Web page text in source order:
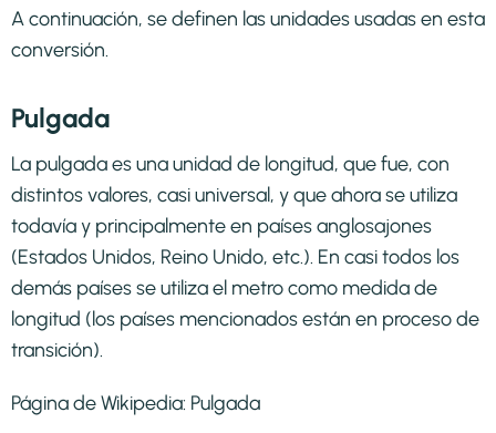
A continuación, se definen las unidades usadas en esta
conversión.
Pulgada
La pulgada es una unidad de longitud, que fue, con
distintos valores, casi universal, y que ahora se utiliza
todavía y principalmente en países anglosajones
(Estados Unidos, Reino Unido, etc.). En casi todos los
demás países se utiliza el metro como medida de
longitud (los países mencionados están en proceso de
transición).
Página de Wikipedia: Pulgada